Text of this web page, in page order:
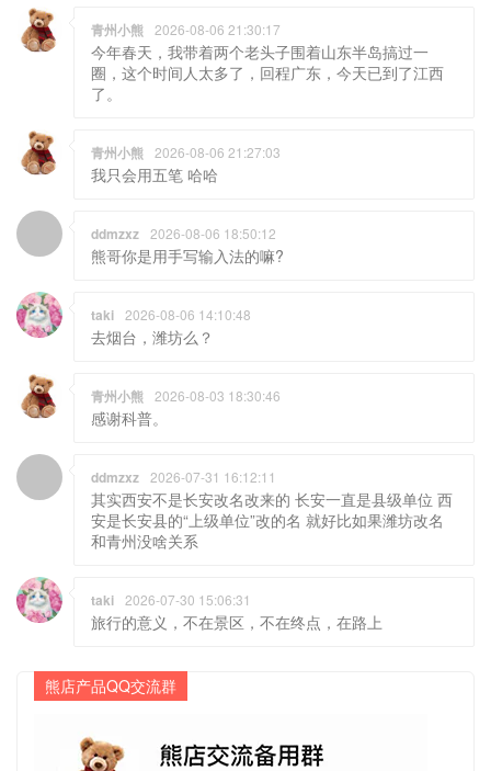
青州小熊 2026-08-06 21:30:17
今年春天，我带着两个老头子围着山东半岛搞过一
圈，这个时间人太多了，回程广东，今天已到了江西
了。
青州小熊 2026-08-06 21:27:03
我只会用五笔 哈哈
ddmzxz 2026-08-06 18:50:12
熊哥你是用手写输入法的嘛?
taki 2026-08-06 14:10:48
去烟台，潍坊么？
青州小熊 2026-08-03 18:30:46
感谢科普。
ddmzxz 2026-07-31 16:12:11
其实西安不是长安改名改来的 长安一直是县级单位 西
安是长安县的“上级单位”改的名 就好比如果潍坊改名
和青州没啥关系
taki 2026-07-30 15:06:31
旅行的意义，不在景区，不在终点，在路上
熊店产品QQ交流群